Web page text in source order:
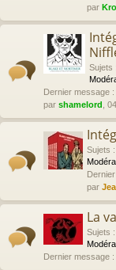
par
Sujets
Dernier message :
par shamelord ,
Sujets :
par
La
Sujets :
Dernier message :